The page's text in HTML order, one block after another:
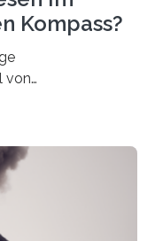
Kompass?
von
einem
mit
zeigt, dass
haben